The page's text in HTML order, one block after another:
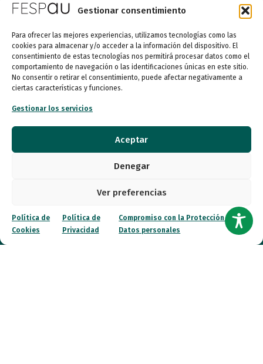
Gestionar consentimiento
Para ofrecer las mejores experiencias, utilizamos tecnologías como las
cookies para almacenar y/o acceder a la información del dispositivo. El
consentimiento de estas tecnologías nos permitirá procesar datos como el
comportamiento de navegación o las identificaciones únicas en este sitio.
No consentir o retirar el consentimiento, puede afectar negativamente a
ciertas características y funciones.
Gestionar los servicios
Aceptar
Denegar
Ver preferencias
Política de
Cookies
Política de
Privacidad
Compromiso con la Protección de
Datos personales
09:00 a 14:00
Quiénes somos
Entidades
Qué hacemos